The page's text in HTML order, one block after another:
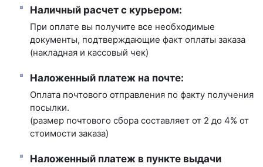
Наличный расчет с курьером:
При оплате вы получите все необходимые
документы, подтверждающие факт оплаты заказа
(накладная и кассовый чек)
Наложенный платеж на почте:
Оплата почтового отправления по факту получения
посылки.
(размер почтового сбора составляет от 2 до 4% от
стоимости заказа)
Наложенный платеж в пункте выдачи